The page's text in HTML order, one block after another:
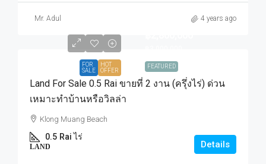
Mr. Adul 4 years ago
FEATURED
FOR
SALE
HOT
OFFER
Land For Sale 0.5 Rai ขายที่ 2 งาน (ครุึ่งไร่) ด่วน
เหมาะทำบ้านหรือวิลล่า
Klong Muang Beach
0.5 Rai ไร่
LAND Details